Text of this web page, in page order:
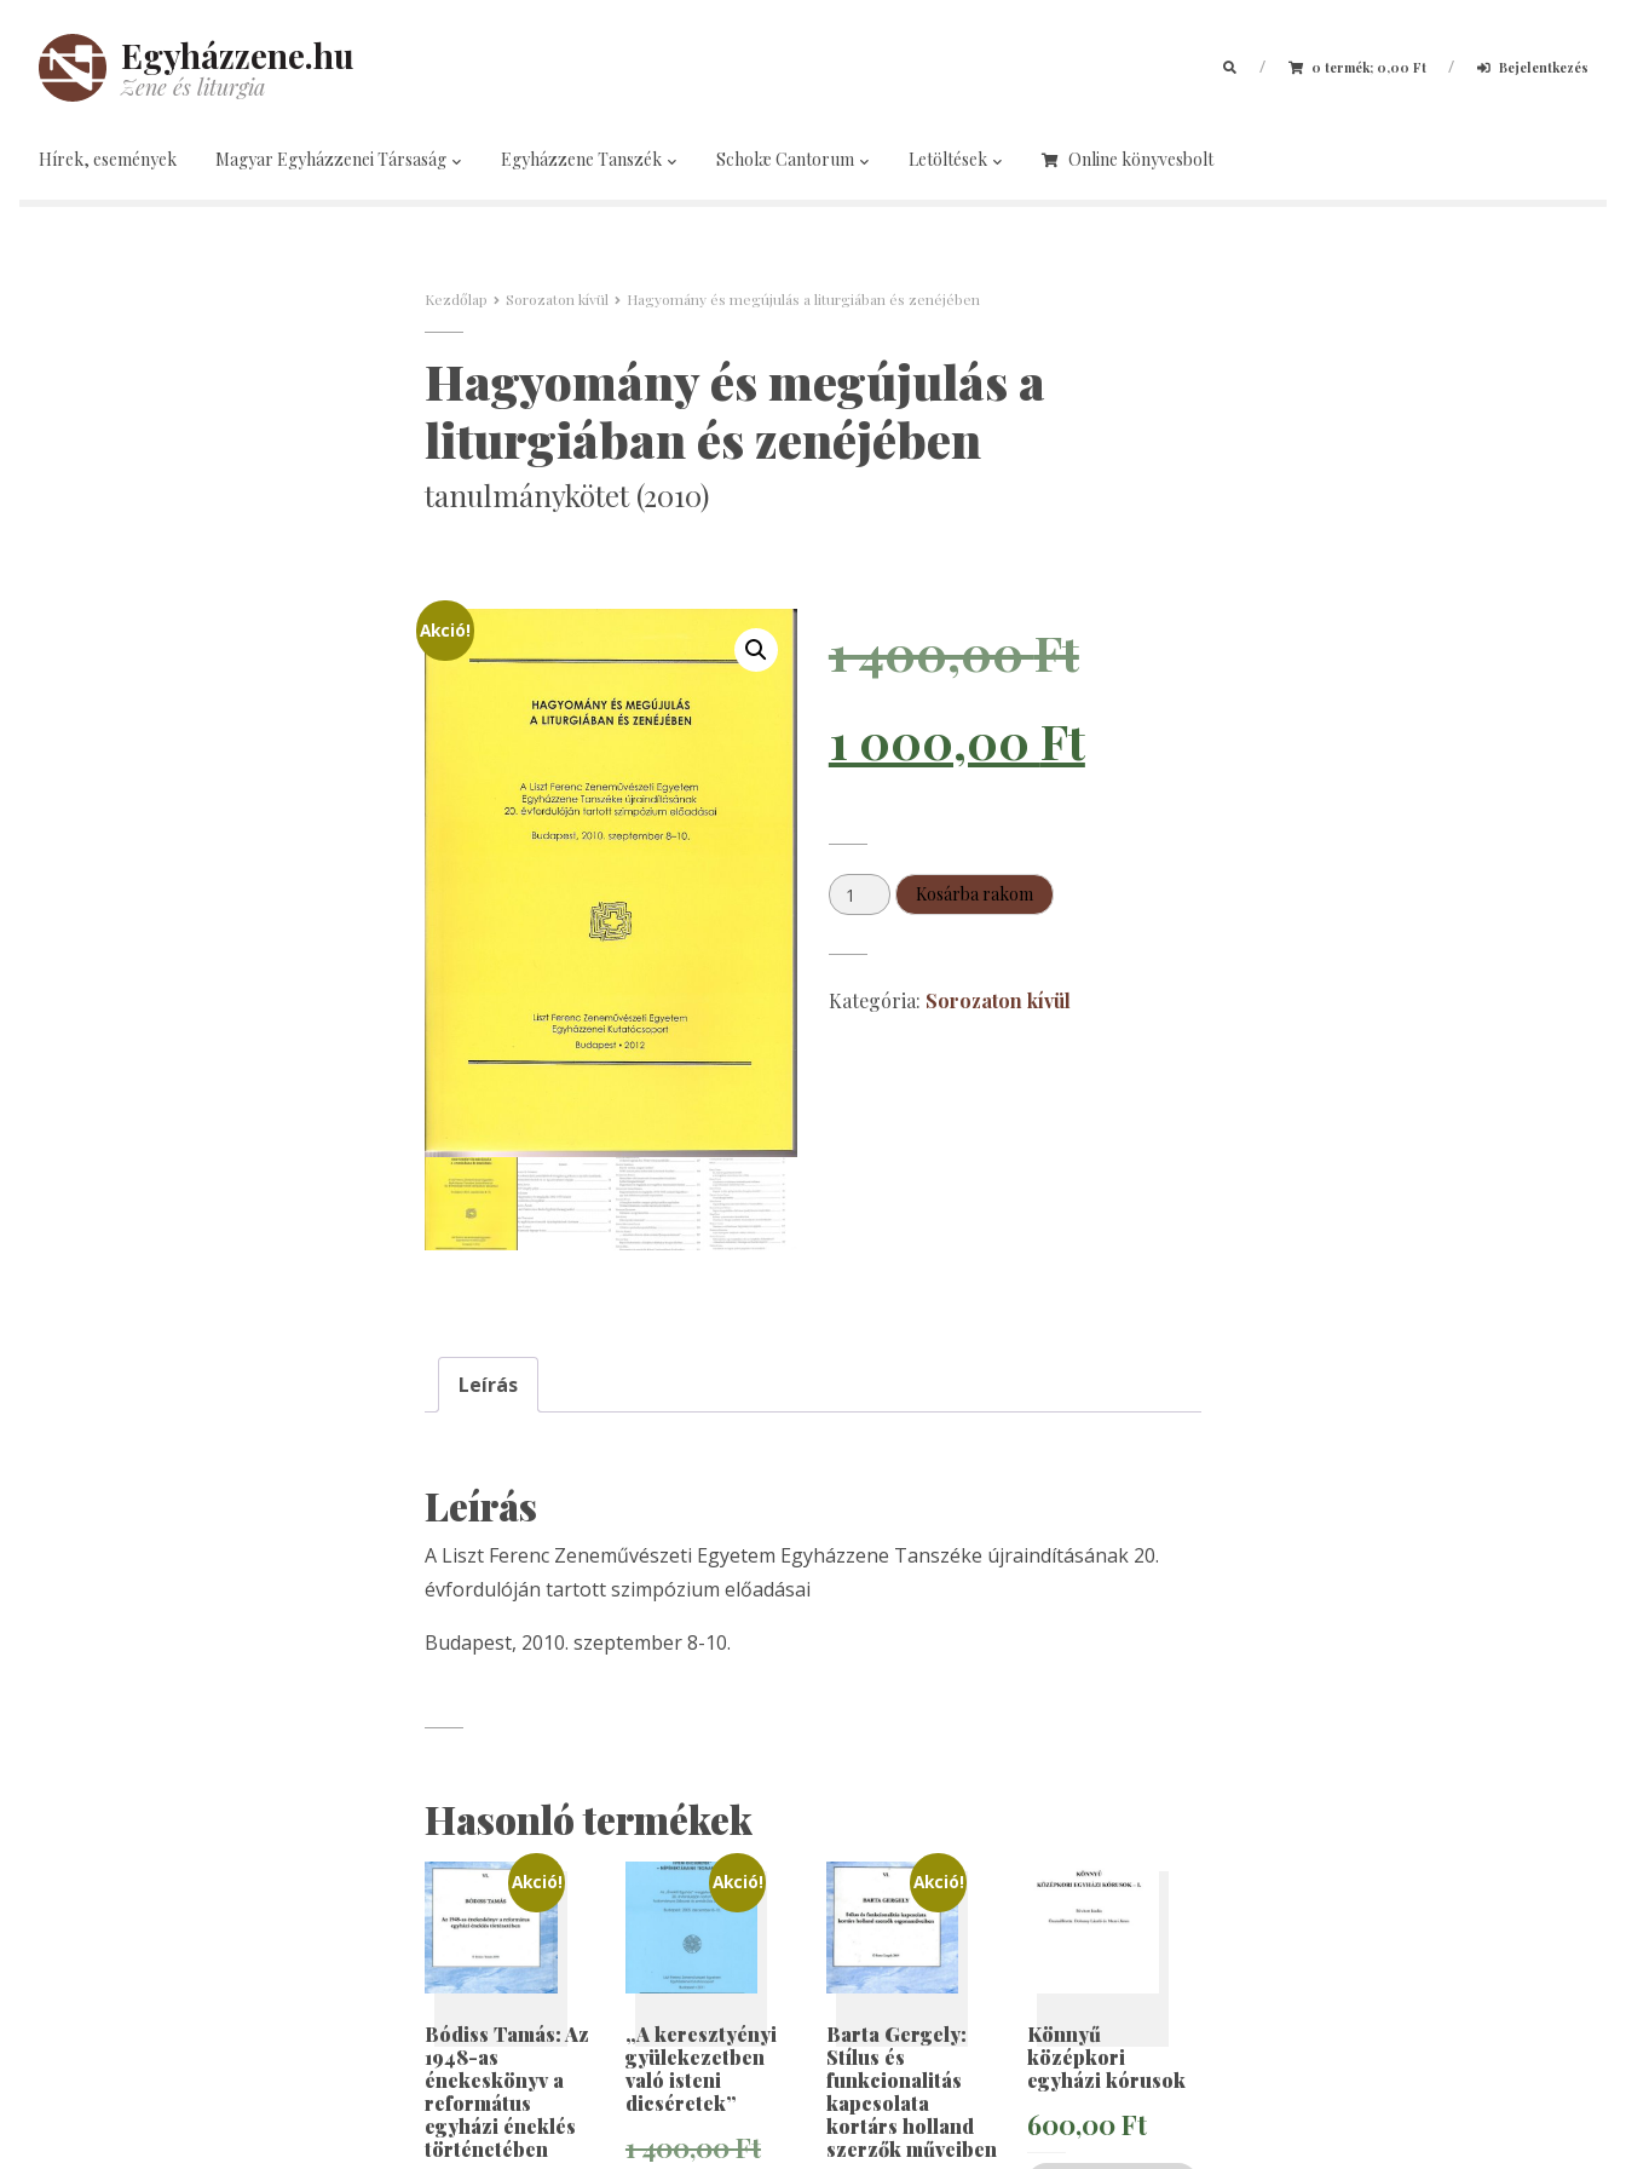
Egyházzene.hu
Zene és liturgia
/ 0 termék; 0,00 Ft / Bejelentkezés
Hírek, események Magyar Egyházzenei Társaság Egyházzene Tanszék Scholæ Cantorum Letöltések Online könyvesbolt
Kezdőlap Sorozaton kívül Hagyomány és megújulás a liturgiában és zenéjében
Hagyomány és megújulás a
liturgiában és zenéjében
tanulmánykötet (2010)
Akció! 1 400,00FtOriginal
price
1 000,00 FtCurrent
Hagyomány
és
megújulás
a
Kosárba rakom
Kategória: Sorozaton kívül
Leírás
Leírás
A Liszt Ferenc Zeneművészeti Egyetem Egyházzene Tanszéke újraindításának 20.
évfordulóján tartott szimpózium előadásai
Budapest, 2010. szeptember 8-10.
Hasonló termékek
Akció!
Bódiss Tamás: Az
1948-as
énekeskönyv a
református
egyházi éneklés
történetében
Akció!
„A keresztyényi
gyülekezetben
való isteni
dicséretek”
1 400,00Ft
Akció!
Barta Gergely:
Stílus és
funkcionalitás
kapcsolata
kortárs holland
szerzők műveiben
Könnyű
középkori
egyházi kórusok
600,00Ft